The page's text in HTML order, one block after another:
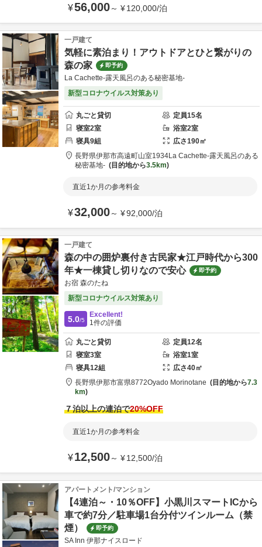
¥56,000～ ¥120,000/泊
一戸建て
気軽に素泊まり！アウトドアとひと繋がりの
森の家
即予約
La Cachette-露天風呂のある秘密基地-
新型コロナウイルス対策あり
丸ごと貸切 定員15名
寝室2室 浴室2室
寝具9組 広さ190㎡
長野県伊那市高遠町山室1934La Cachette-露天風呂のある
秘密基地-
目的地から3.5km
直近1か月の参考料金
¥32,000～ ¥92,000/泊
一戸建て
森の中の囲炉裏付き古民家★江戸時代から300
年★一棟貸し切りなので安心
即予約
お宿 森のたね
新型コロナウイルス対策あり
5.0/5
Excellent!
1件の評価
丸ごと貸切 定員12名
寝室3室 浴室1室
寝具12組 広さ40㎡
長野県伊那市富県8772Oyado Morinotane 目的地から7.3
km
７泊以上の連泊で20%OFF
直近1か月の参考料金
¥12,500～ ¥12,500/泊
アパートメント/マンション
【4連泊～・10％OFF】小黒川スマートICから
車で約7分／駐車場1台分付ツインルーム（禁
煙）
即予約
SA Inn 伊那ナイスロード